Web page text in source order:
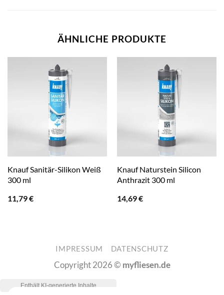
ÄHNLICHE PRODUKTE
Knauf Sanitär-Silikon Weiß
300 ml
11,79€
Knauf Naturstein Silicon
Anthrazit 300 ml
14,69€
IMPRESSUM DATENSCHUTZ
Copyright 2026 © myfliesen.de